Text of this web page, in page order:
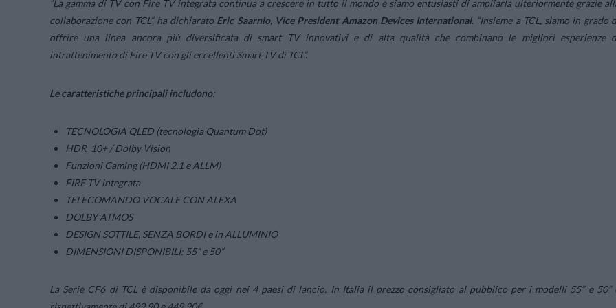
“La gamma di TV con Fire TV integrata continua a crescere in tutto il mondo e siamo entusiasti di ampliarla ulteriormente grazie
collaborazione con TCL”, ha dichiarato Eric Saarnio, Vice President Amazon Devices International. “Insieme a TCL, siamo in grado
offrire una linea ancora più diversificata di smart TV innovativi e di alta qualità che combinano le migliori esperienze
intrattenimento di Fire TV con gli eccellenti Smart TV di TCL”.
Le caratteristiche principali includono:
TECNOLOGIA QLED (tecnologia Quantum Dot)
HDR 10+ / Dolby Vision
Funzioni Gaming (HDMI 2.1 e ALLM)
FIRE TV integrata
TELECOMANDO VOCALE CON ALEXA
DOLBY ATMOS
DESIGN SOTTILE, SENZA BORDI e in ALLUMINIO
DIMENSIONI DISPONIBILI: 55” e 50”
La Serie CF6 di TCL è disponibile da oggi nei 4 paesi di lancio. In Italia il prezzo consigliato al pubblico per i modelli 55” e 50”